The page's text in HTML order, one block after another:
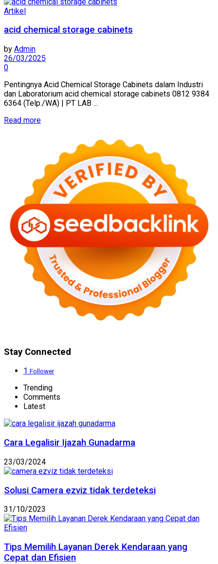
Artikel
acid chemical storage cabinets
by Admin
26/03/2025
0
Pentingnya Acid Chemical Storage Cabinets dalam Industri
dan Laboratorium acid chemical storage cabinets 0812 9384
6364 (Telp./WA) | PT LAB ...
Read more
Stay Connected
1 Follower
Trending
Comments
Latest
Cara Legalisir Ijazah Gunadarma
23/03/2024
Solusi Camera ezviz tidak terdeteksi
31/10/2023
Tips Memilih Layanan Derek Kendaraan yang
Cepat dan Efisien